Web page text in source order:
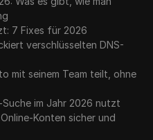
7 Fixes für 2026
verschlüsselten DNS-
mit seinem Team teilt, ohne
im Jahr 2026 nutzt
Konten sicher und